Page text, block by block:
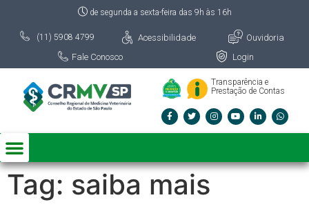
de segunda a sexta-feira das 9h às 16h
(11) 5908 4799 Acessibilidade
Ouvidoria
Fale Conosco
Login
Transparência e
Prestação de Contas
Tag: saiba mais